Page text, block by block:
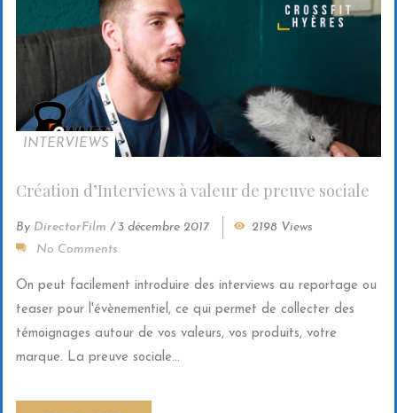
INTERVIEWS
Création d’Interviews à valeur de preuve sociale
By DirectorFilm / 3 décembre 2017
2198 Views
No Comments
On peut facilement introduire des interviews au reportage ou
teaser pour l'évènementiel, ce qui permet de collecter des
témoignages autour de vos valeurs, vos produits, votre
marque. La preuve sociale...